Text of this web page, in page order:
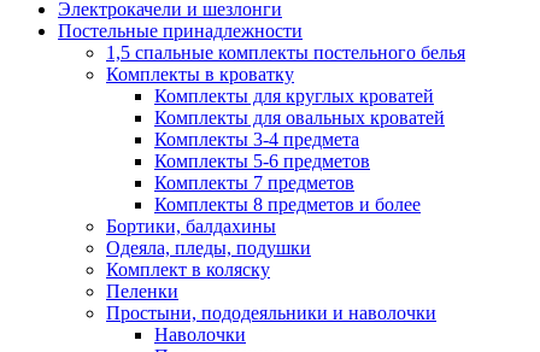
Электрокачели и шезлонги
Постельные принадлежности
1,5 спальные комплекты постельного белья
Комплекты в кроватку
Комплекты для круглых кроватей
Комплекты для овальных кроватей
Комплекты 3-4 предмета
Комплекты 5-6 предметов
Комплекты 7 предметов
Комплекты 8 предметов и более
Бортики, балдахины
Одеяла, пледы, подушки
Комплект в коляску
Пеленки
Простыни, пододеяльники и наволочки
Наволочки